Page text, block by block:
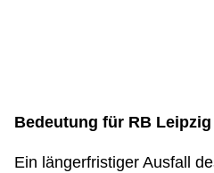
Bedeutung für RB Leipzig
Ein längerfristiger Ausfall